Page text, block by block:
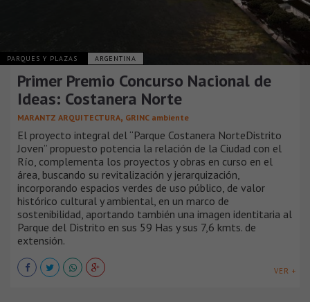
PARQUES Y PLAZAS ARGENTINA
Primer Premio Concurso Nacional de
Ideas: Costanera Norte
MARANTZ ARQUITECTURA, GRINC ambiente
El proyecto integral del “Parque Costanera NorteDistrito
Joven” propuesto potencia la relación de la Ciudad con el
Río, complementa los proyectos y obras en curso en el
área, buscando su revitalización y jerarquización,
incorporando espacios verdes de uso público, de valor
histórico cultural y ambiental, en un marco de
sostenibilidad, aportando también una imagen identitaria al
Parque del Distrito en sus 59 Has y sus 7,6 kmts. de
extensión.
VER +